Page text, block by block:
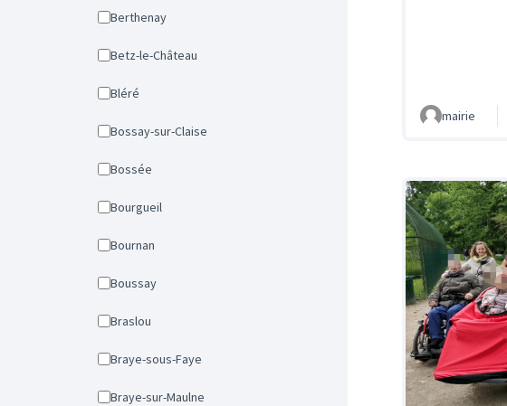
Berthenay
Betz-le-Château
Bléré
Bossay-sur-Claise
Bossée
Bourgueil
Bournan
Boussay
Braslou
Braye-sous-Faye
Braye-sur-Maulne
mairie